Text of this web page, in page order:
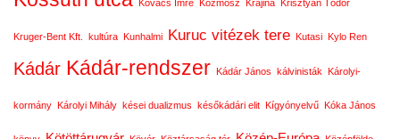
Kovács Imre Kozmosz Krajina Krisztyán Tódor
Kruger-Bent Kft. kultúra Kunhalmi Kuruc vitézek tere Kutasi Kylo Ren
Kádár Kádár-rendszer Kádár János kálvinisták Károlyi-
kormány Károlyi Mihály kései dualizmus későkádári elit Kígyónyelvű Kóka János